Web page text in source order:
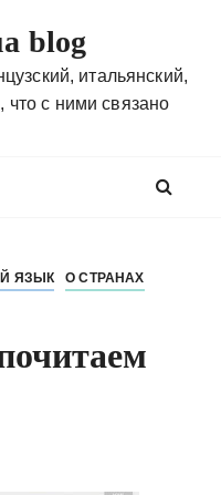
blog
итальянский,
что с ними связано
ЯЗЫК
О СТРАНАХ